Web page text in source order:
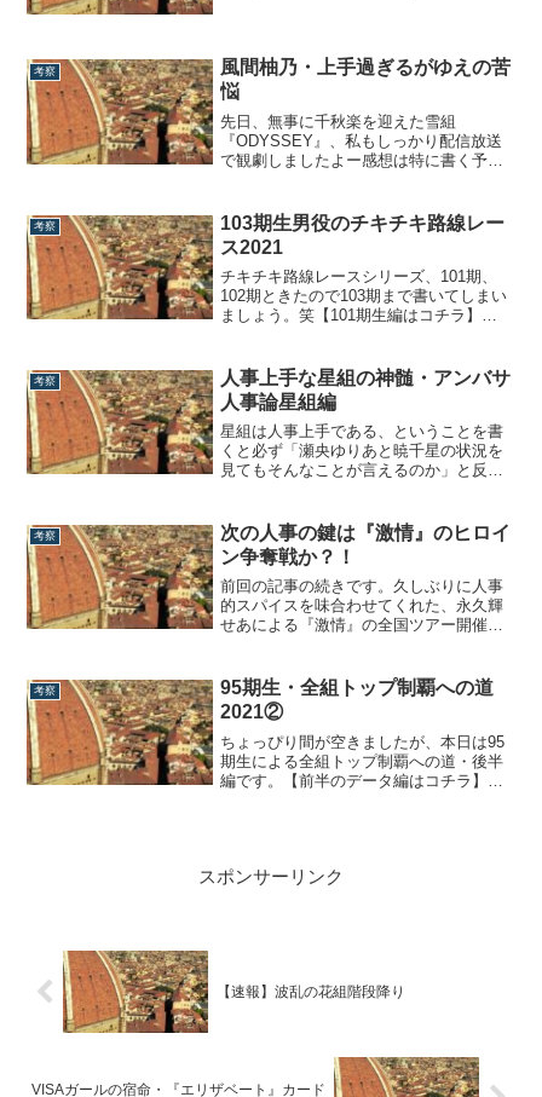
ろい!!また、ひろ香祐、紫りらの同期枠に
マブの夕渚りょう、天希ほまれ、可愛が
って...
考察
風間柚乃・上手過ぎるがゆえの苦
悩
先日、無事に千秋楽を迎えた雪組
『ODYSSEY』、私もしっかり配信放送
で観劇しましたよー感想は特に書く予定
していまして、感想は東京公演を見てか
ら書こうと思っていたのですが、蓋を開
けてみたら宝塚大劇場で公演出来たのは
わずか2週間弱...
考察
103期生男役のチキチキ路線レー
ス2021
チキチキ路線レースシリーズ、101期、
102期ときたので103期まで書いてしまい
ましょう。笑【101期生編はコチラ】
か、まずはすんなりトップ娘役が一人出
る、みたいな状況にならないですよね。
（美園さくらがギリ）103期も例...
考察
人事上手な星組の神髄・アンバサ
人事論星組編
星組は人事上手である、ということを書
くと必ず「瀬央ゆりあと暁千星の状況を
見てもそんなことが言えるのか」と反論
言わざるを得ません。星組の人事上手の
真骨頂、それは、綺城ひか理を花組にあ
っさり返せてしまうこと、でしょう。
続・やっぱり人事...
考察
次の人事の鍵は『激情』のヒロイ
ン争奪戦か？！
前回の記事の続きです。久しぶりに人事
的スパイスを味合わせてくれた、永久輝
せあによる『激情』の全国ツアー開催決
役だった愛希れいかの帯同も発表されて
いました。逆に言えば、今回は同時にヒ
ロインが発表されていませんので、星風
まどかは帯同...
考察
95期生・全組トップ制覇への道
2021②
ちょっぴり間が空きましたが、本日は95
期生による全組トップ制覇への道・後半
編です。【前半のデータ編はコチラ】全
味。花組は柚香光が、星組が礼真琴がト
スポンサーリンク
【速報】波乱の花組階段降り
VISAガールの宿命・『エリザベート』カード